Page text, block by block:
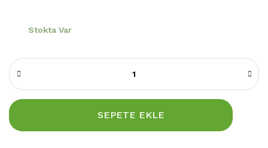
Stokta Var
SEPETE EKLE